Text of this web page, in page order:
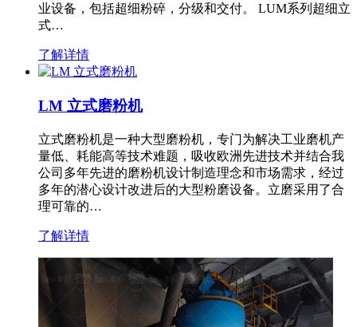
业设备，包括超细粉碎，分级和交付。 LUM系列超细立
式…
了解详情
LM 立式磨粉机
立式磨粉机是一种大型磨粉机，专门为解决工业磨机产
量低、耗能高等技术难题，吸收欧洲先进技术并结合我
公司多年先进的磨粉机设计制造理念和市场需求，经过
多年的潜心设计改进后的大型粉磨设备。立磨采用了合
理可靠的…
了解详情